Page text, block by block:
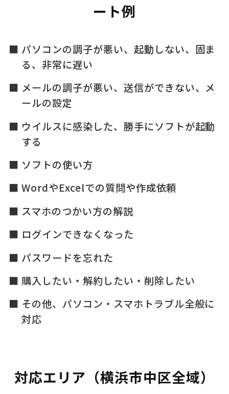
ート例
パソコンの調子が悪い、起動しない、固ま
る、非常に遅い
メールの調子が悪い、送信ができない、メ
ールの設定
ウイルスに感染した、勝手にソフトが起動
する
ソフトの使い方
WordやExcelでの質問や作成依頼
スマホのつかい方の解説
ログインできなくなった
パスワードを忘れた
購入したい・解約したい・削除したい
その他、パソコン・スマホトラブル全般に
対応
対応エリア（横浜市中区全域）